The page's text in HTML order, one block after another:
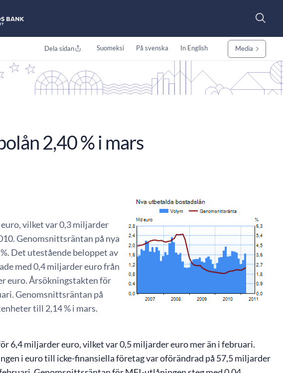
Dela sidan Suomeksi På svenska In English Media
2,40 % i mars
vilket var 0,3 miljarder
Genomsnittsräntan på nya
Det utestående beloppet av
med 0,4 miljarder euro från
euro. Årsökningstakten för
Genomsnittsräntan på
till 2,14 % i mars.
6,4 miljarder euro, vilket var 0,5 miljarder euro mer än i februari.
i euro till icke-finansiella företag var oförändrad på 57,5 miljarder